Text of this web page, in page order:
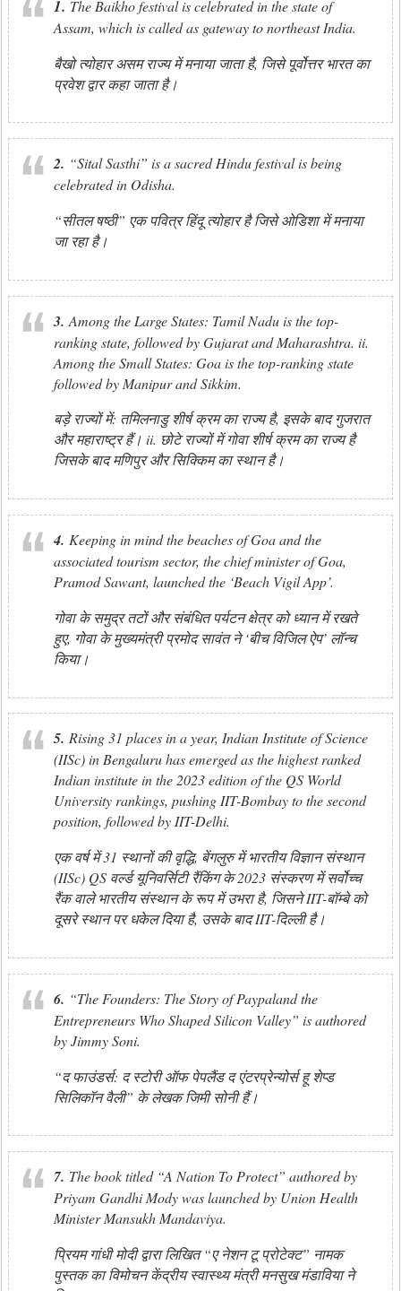
1. The Baikho festival is celebrated in the state of
Assam, which is called as gateway to northeast India.
बैखो त्योहार असम राज्य में मनाया जाता है, जिसे पूर्वोत्तर भारत का
प्रवेश द्वार कहा जाता है।
2. “Sital Sasthi” is a sacred Hindu festival is being
celebrated in Odisha.
“सीतल षष्ठी” एक पवित्र हिंदू त्योहार है जिसे ओडिशा में मनाया
जा रहा है।
3. Among the Large States: Tamil Nadu is the top-
ranking state, followed by Gujarat and Maharashtra. ii.
Among the Small States: Goa is the top-ranking state
followed by Manipur and Sikkim.
बड़े राज्यों में: तमिलनाडु शीर्ष क्रम का राज्य है, इसके बाद गुजरात
और महाराष्ट्र हैं। ii. छोटे राज्यों में गोवा शीर्ष क्रम का राज्य है
जिसके बाद मणिपुर और सिक्किम का स्थान है।
4. Keeping in mind the beaches of Goa and the
associated tourism sector, the chief minister of Goa,
Pramod Sawant, launched the ‘Beach Vigil App’.
गोवा के समुद्र तटों और संबंधित पर्यटन क्षेत्र को ध्यान में रखते
हुए, गोवा के मुख्यमंत्री प्रमोद सावंत ने ‘बीच विजिल ऐप’ लॉन्च
किया।
5. Rising 31 places in a year, Indian Institute of Science
(IISc) in Bengaluru has emerged as the highest ranked
Indian institute in the 2023 edition of the QS World
University rankings, pushing IIT-Bombay to the second
position, followed by IIT-Delhi.
एक वर्ष में 31 स्थानों की वृद्धि, बेंगलुरु में भारतीय विज्ञान संस्थान
(IISc) QS वर्ल्ड यूनिवर्सिटी रैंकिंग के 2023 संस्करण में सर्वोच्च
रैंक वाले भारतीय संस्थान के रूप में उभरा है, जिसने IIT-बॉम्बे को
दूसरे स्थान पर धकेल दिया है, उसके बाद IIT-दिल्ली है।
6. “The Founders: The Story of Paypaland the
Entrepreneurs Who Shaped Silicon Valley” is authored
by Jimmy Soni.
“द फाउंडर्स: द स्टोरी ऑफ पेपलैंड द एंटरप्रेन्योर्स हू शेप्ड
सिलिकॉन वैली” के लेखक जिमी सोनी हैं।
7. The book titled “A Nation To Protect” authored by
Priyam Gandhi Mody was launched by Union Health
Minister Mansukh Mandaviya.
प्रियम गांधी मोदी द्वारा लिखित “ए नेशन टू प्रोटेक्ट” नामक
पुस्तक का विमोचन केंद्रीय स्वास्थ्य मंत्री मनसुख मंडाविया ने